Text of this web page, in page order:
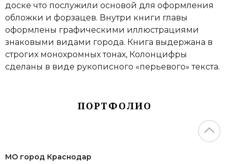
ПОРТФОЛИО
МО город Краснодар
доске что послужили основой для оформления
обложки и форзацев. Внутри книги главы
оформлены графическими иллюстрациями
знаковыми видами города. Книга выдержана в
строгих монохромных тонах, Колонцифры
сделаны в виде рукописного «перьевого» текста.